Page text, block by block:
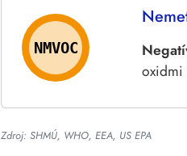
NMVOC
oxidmi
Zdroj: SHMÚ, WHO, EEA, US EPA